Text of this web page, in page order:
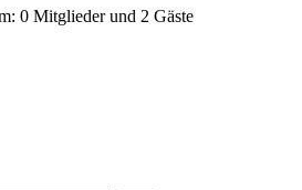
0 Mitglieder und 2 Gäste